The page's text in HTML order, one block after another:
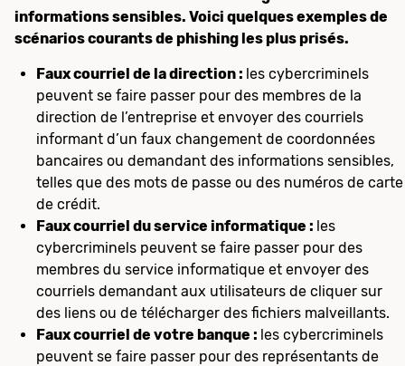
informations sensibles. Voici quelques exemples de
scénarios courants de phishing les plus prisés.
Faux courriel de la direction : les cybercriminels
peuvent se faire passer pour des membres de la
direction de l’entreprise et envoyer des courriels
informant d’un faux changement de coordonnées
bancaires ou demandant des informations sensibles,
telles que des mots de passe ou des numéros de carte
de crédit.
Faux courriel du service informatique : les
cybercriminels peuvent se faire passer pour des
membres du service informatique et envoyer des
courriels demandant aux utilisateurs de cliquer sur
des liens ou de télécharger des fichiers malveillants.
Faux courriel de votre banque : les cybercriminels
peuvent se faire passer pour des représentants de